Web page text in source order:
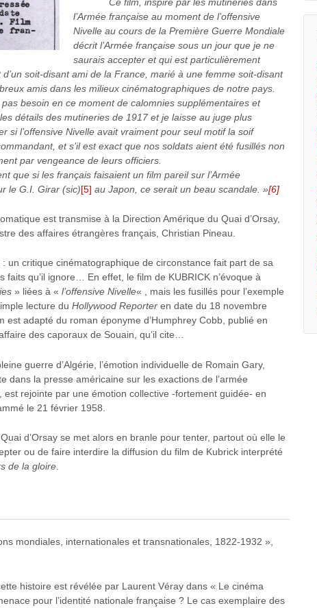
l’Armée française au moment de l’offensive
Nivelle au cours de la Première Guerre Mondiale
décrit l’Armée française sous un jour que je ne
saurais accepter et qui est particulièrement
soit-disant ami de la France, marié à une femme soit-disant
amis dans les milieux cinématographiques de notre pays.
besoin en ce moment de calomnies supplémentaires et
détails des mutineries de 1917 et je laisse au juge plus
si l’offensive Nivelle avait vraiment pour seul motif la soif
et s’il est exact que nos soldats aient été fusillés non
par vengeance de leurs officiers.
si les français faisaient un film pareil sur l’Armée
le G.I. Girar (sic)[5] au Japon, ce serait un beau scandale. »[6]
est transmise à la Direction Amérique du Quai d’Orsay,
des affaires étrangères français, Christian Pineau.
: un critique cinématographique de circonstance fait part de sa
faits qu’il ignore… En effet, le film de KUBRICK n’évoque à
» liées à « l’offensive Nivelle« , mais les fusillés pour l’exemple
lecture du Hollywood Reporter en date du 18 novembre
est adapté du roman éponyme d’Humphrey Cobb, publié en
des caporaux de Souain, qu’il cite…
guerre d’Algérie, l’émotion individuelle de Romain Gary,
dans la presse américaine sur les exactions de l’armée
est rejointe par une émotion collective -fortement guidée- en
le 21 février 1958.
d’Orsay se met alors en branle pour tenter, partout où elle le
ou de faire interdire la diffusion du film de Kubrick interprété
de la gloire.
mondiales, internationales et transnationales, 1822-1932 »,
histoire est révélée par Laurent Véray dans « Le cinéma
pour l’identité nationale française ? Le cas exemplaire des